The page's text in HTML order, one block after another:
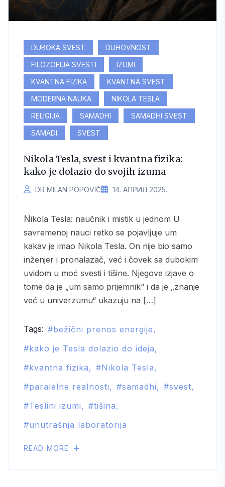
DUBOKA SVEST
DUHOVNOST
FILOZOFIJA SVESTI
IZUMI
KVANTNA FIZIKA
KVANTNA SVEST
MODERNA NAUKA
NIKOLA TESLA
RELIGIJA
SAMADHI
SAMADHI SVEST
SAMADI
SVEST
Nikola Tesla, svest i kvantna fizika:
kako je dolazio do svojih izuma
DR MILAN POPOVIĆ 14. АПРИЛ 2025.
Nikola Tesla: naučnik i mistik u jednom U
savremenoj nauci retko se pojavljuje um
kakav je imao Nikola Tesla. On nije bio samo
inženjer i pronalazač, već i čovek sa dubokim
uvidom u moć svesti i tišine. Njegove izjave o
tome da je „um samo prijemnik“ i da je „znanje
već u univerzumu“ ukazuju na […]
Tags:
bežični prenos energije
kako je Tesla dolazio do ideja
kvantna fizika
Nikola Tesla
paralelne realnosti
samadhi
svest
Teslini izumi
tišina
unutrašnja laboratorija
READ MORE